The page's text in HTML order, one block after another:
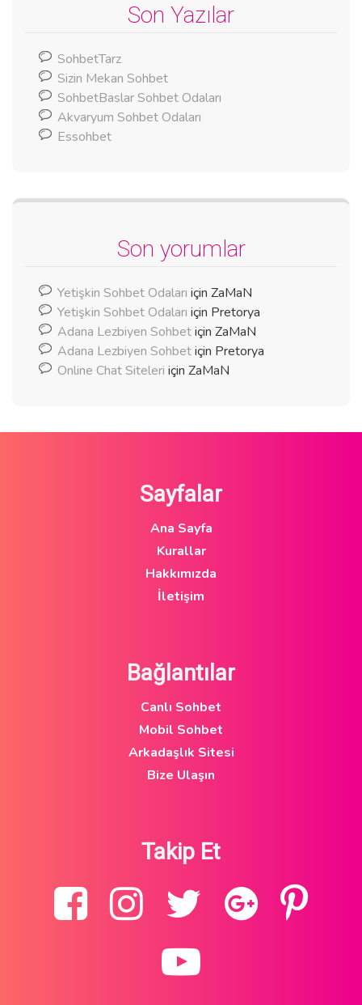
Son Yazılar
SohbetTarz
Sizin Mekan Sohbet
SohbetBaslar Sohbet Odaları
Akvaryum Sohbet Odaları
Essohbet
Son yorumlar
Yetişkin Sohbet Odaları için ZaMaN
Yetişkin Sohbet Odaları için Pretorya
Adana Lezbiyen Sohbetiçin ZaMaN
Adana Lezbiyen Sohbetiçin Pretorya
Online Chat Siteleri için ZaMaN
Sayfalar
Ana Sayfa
Kurallar
Hakkımızda
İletişim
Bağlantılar
Canlı Sohbet
Mobil Sohbet
Arkadaşlık Sitesi
Bize Ulaşın
Takip Et